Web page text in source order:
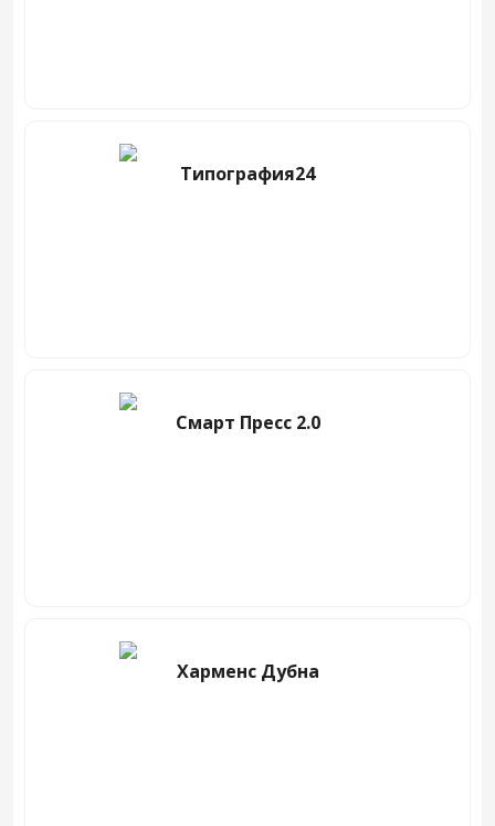
Типография24
Смарт Пресс 2.0
Харменс Дубна